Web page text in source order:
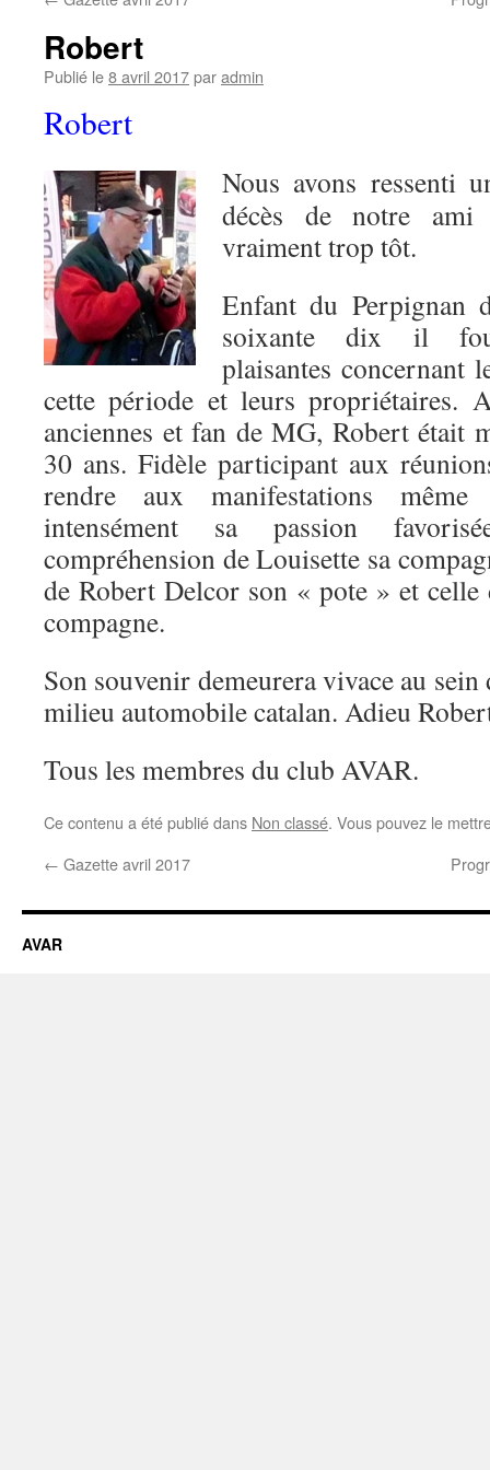
Robert
Publié le8 avril 2017paradmin
Robert
Nous avons ressenti
décès de notre ami
vraiment trop tôt.
Enfant du Perpignan
soixante dix il
plaisantes concernant
cette période et leurs propriétaires.
anciennes et fan de MG, Robert était
30 ans. Fidèle participant aux
rendre aux manifestations
intensément sa passion
compréhension de Louisette sa
de Robert Delcor son « pote » et
compagne.
Son souvenir demeurera vivace au
milieu automobile catalan. Adieu
Tous les membres du club AVAR.
Ce contenu a été publié dans Non classé. Vous pouvez le
← Gazette avril 2017
AVAR